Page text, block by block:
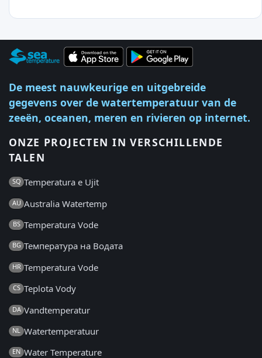
De meest nauwkeurige en uitgebreide
gegevens over de watertemperatuur van de
zeeën, oceanen, meren en rivieren op internet.
ONZE PROJECTEN IN VERSCHILLENDE
TALEN
SQ Temperatura e Ujit
AU Australia Watertemp
BS Temperatura Vode
BG Температура на Водата
HR Temperatura Vode
CS Teplota Vody
DA Vandtemperatur
NL Watertemperatuur
EN Water Temperature